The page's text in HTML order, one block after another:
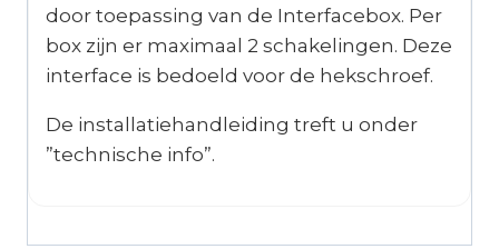
door toepassing van de Interfacebox. Per
box zijn er maximaal 2 schakelingen. Deze
interface is bedoeld voor de hekschroef.
De installatiehandleiding treft u onder
”technische info”.